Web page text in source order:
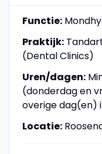
Functie:
Praktijk:
(Dental Clinics)
Uren/dagen:
(donderdag en
overige dag(en)
Locatie: